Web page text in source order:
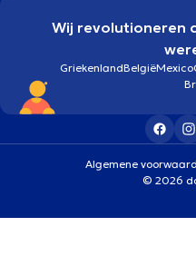
Wij revolutioneren
GriekenlandBelgiëMexico
Algemene
© 2026